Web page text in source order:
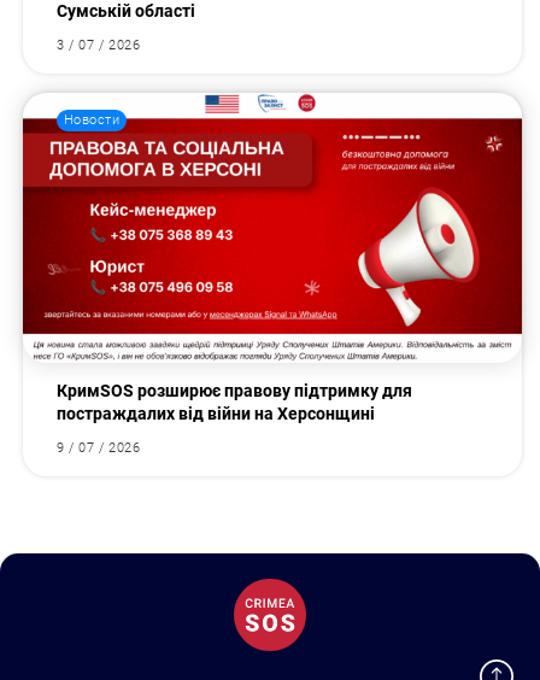
Сумській області
3 / 07 / 2026
Новости
КримSOS розширює правову підтримку для
постраждалих від війни на Херсонщині
9 / 07 / 2026